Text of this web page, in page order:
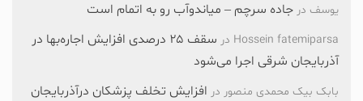
یوسف در جاده سرچم – میاندوآب رو به اتمام است
Hossein fatemiparsa در
سقف ۲۵ درصدی افزایش اجاره‌بها در
آذربایجان شرقی اجرا می‌شود
بابک بیک محمدی منصور در افزایش تخلف پزشکان درآذربایجان